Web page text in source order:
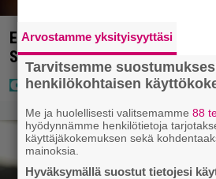
Eurojackpotissa poksahti 32,7
Suomen isoin voitto meni
Arvostamme yksityisyyttäsi
Tarvitsemme
henkilökohtaisen
Me ja huolellisesti valitsemamme88
hyödynnämme henkilötietoja
käyttäjäkokemuksen sekä
mainoksia.
Hyväksymällä suostut tietojesi